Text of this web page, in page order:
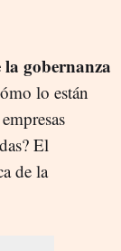
gobernanza
lo están
El
de la